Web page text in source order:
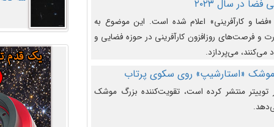
در سال ۲۰۲۳
هفته جهانی فضا در سال ۲۰۲۳ «فضا و کارآفرینی» اعلام شده است. این موضوع به
و فرصت‌های روزافزون کارآفرینی در حوزه فضایی و
می‌کنند، می‌پردازد.
«استارشیپ» روی سکوی پرتاب
منتشر کرده است، تقویت‌کننده بزرگ موشک